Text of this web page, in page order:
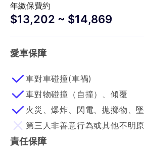
年繳保費約
$13,202 ~ $14,869
愛車保障
車對車碰撞(車禍)
車對物碰撞（自撞）、傾覆
火災、爆炸、閃電、拋擲物、
第三人非善意行為或其他不明
責任保障